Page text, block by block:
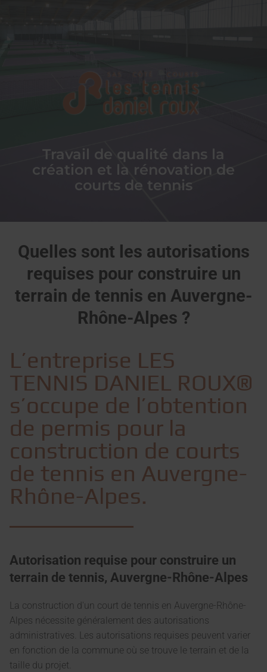
Travail de qualité dans la
création et la rénovation de
courts de tennis
Quelles sont les autorisations
requises pour construire un
terrain de tennis en Auvergne-
Rhône-Alpes ?
L’entreprise LES
TENNIS DANIEL ROUX®
s’occupe de l’obtention
de permis pour la
construction de courts
de tennis en Auvergne-
Rhône-Alpes.
Autorisation requise pour construire un
terrain de tennis, Auvergne-Rhône-Alpes
La construction d'un court de tennis en Auvergne-Rhône-
Alpes nécessite généralement des autorisations
administratives. Les autorisations requises peuvent varier
en fonction de la commune où se trouve le terrain et de la
taille du projet.